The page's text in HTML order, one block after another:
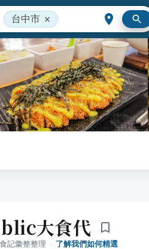
台中市
大食代
記彙整整理 · 了解我們如何精選